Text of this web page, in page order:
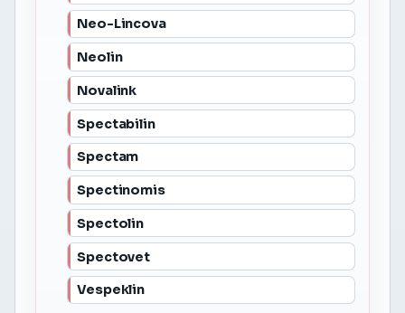
Neo-Lincova
Neolin
Novalink
Spectabilin
Spectam
Spectinomis
Spectolin
Spectovet
Vespeklin